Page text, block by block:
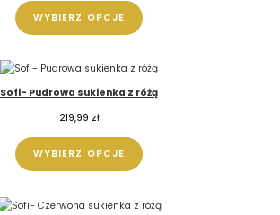
WYBIERZ OPCJE
Sofi- Pudrowa sukienka z różą
219,99 zł
WYBIERZ OPCJE